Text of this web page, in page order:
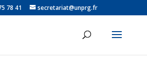
78 41 secretariat@unprg.fr